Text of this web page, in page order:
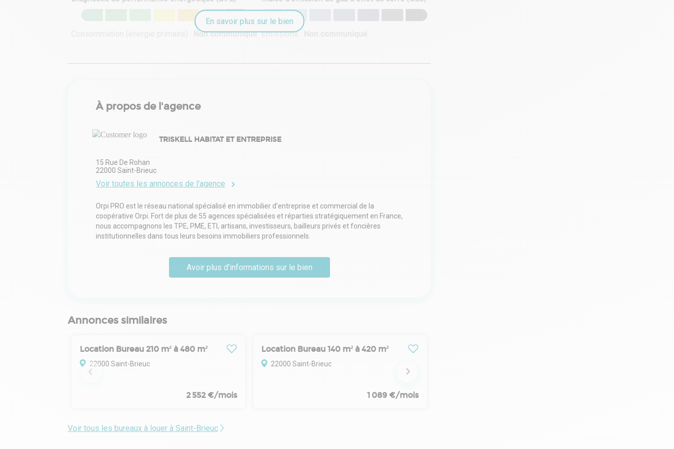
Non communiqué Émissions :
En savoir plus sur le bien
À propos de l'agence
TRISKELL HABITAT ET ENTREPRISE
15 Rue De Rohan
22000 Saint-Brieuc
Voir toutes les annonces de l'agence
Orpi PRO est le réseau national spécialisé en immobilier d’entreprise et commercial de la
coopérative Orpi. Fort de plus de 55 agences spécialisées et réparties stratégiquement en France,
nous accompagnons les TPE, PME, ETI, artisans, investisseurs, bailleurs privés et foncières
institutionnelles dans tous leurs besoins immobiliers professionnels.
Avoir plus d'informations sur le bien
Annonces similaires
Location Bureau 210 m² à 480 m²
22000 Saint-Brieuc
2 552 €/mois
Location Bureau 140 m² à 420 m²
22000 Saint-Brieuc
1 089 €/mois
Voir tous les bureaux à louer à Saint-Brieuc